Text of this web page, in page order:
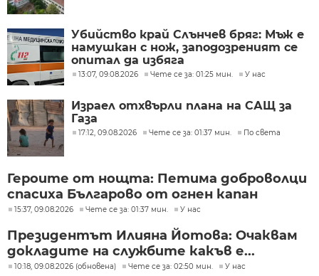
Убийство край Слънчев бряг: Мъж е
намушкан с нож, заподозреният се
опитал да избяга
13:07, 09.08.2026 Чете се за: 01:25 мин. У нас
Израел отхвърли плана на САЩ за
Газа
17:12, 09.08.2026 Чете се за: 01:37 мин. По света
Героите от нощта: Петима доброволци
спасиха Българово от огнен капан
15:37, 09.08.2026 Чете се за: 01:37 мин. У нас
Президентът Илияна Йотова: Очаквам
докладите на службите какъв е...
10:18, 09.08.2026 (обновена) Чете се за: 02:50 мин. У нас